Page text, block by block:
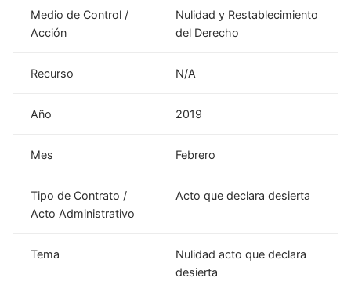
Medio de Control /
Acción
Nulidad y Restablecimiento
del Derecho
Recurso N/A
Año 2019
Mes Febrero
Tipo de Contrato /
Acto Administrativo
Acto que declara desierta
Tema
Nulidad acto que declara
desierta